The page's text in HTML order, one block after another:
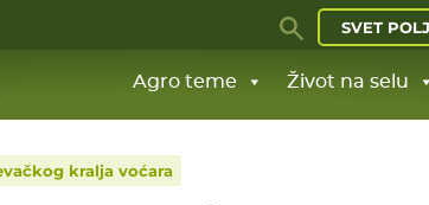
SVET
Agro teme Život na selu
kralja voćara